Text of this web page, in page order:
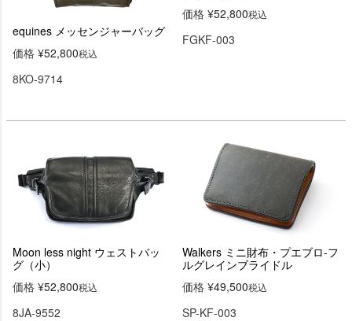
equines メッセンジャーバッグ
価格 ¥52,800税込
8KO-9714
価格 ¥52,800税込
FGKF-003
Moon less night ウェストバッ
グ（小）
価格 ¥52,800税込
8JA-9552
Walkers ミニ財布・プエブロ-フ
ルグレインブライドル
価格 ¥49,500税込
SP-KF-003